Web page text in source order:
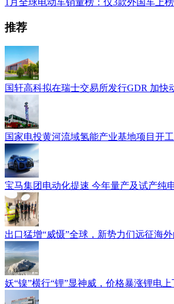
1月全球电动车销量榜：仅3款外国车上
推荐
国轩高科拟在瑞士交易所发行GDR 加快
国家电投黄河流域氢能产业基地项目开
宝马集团电动化提速 今年量产及试产纯
出口猛增“威慑”全球，新势力们远征海
妖“镍”横行“锂”显神威，价格暴涨锂电上